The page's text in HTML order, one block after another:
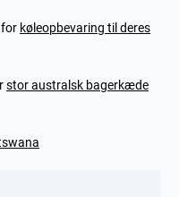
køleopbevaring til deres
stor australsk bagerkæde